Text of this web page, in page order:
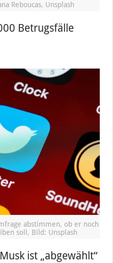
Reboucas, Unsplash
Betrugsfälle
abstimmen, ob er noch
soll, Bild: Unsplash
ist „abgewählt“